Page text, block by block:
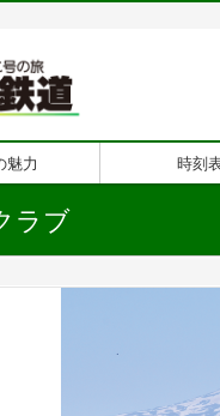
魅力 時刻
ラブ